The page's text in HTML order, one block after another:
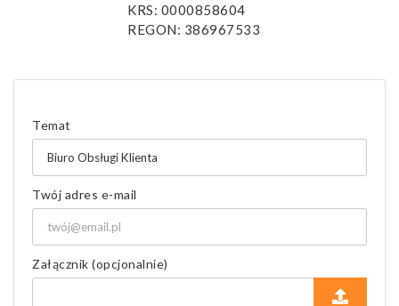
KRS: 0000858604
REGON: 386967533
Temat
Twój adres e-mail
Załącznik (opcjonalnie)